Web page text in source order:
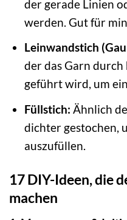
der gerade Linien
werden. Gut für
Leinwandstich
der das Garn
geführt wird, um
Füllstich: Ähnlich
dichter gestochen,
auszufüllen.
17 DIY-Ideen, die
machen